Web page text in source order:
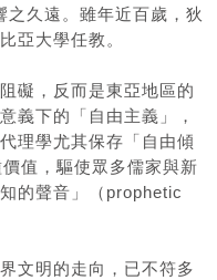
久遠。雖年近百歲，狄
亞大學任教。
礙，反而是東亞地區的
義下的「自由主義」，
理學尤其保存「自由傾
值，驅使眾多儒家與新
的聲音」（prophetic
文明的走向，已不符多